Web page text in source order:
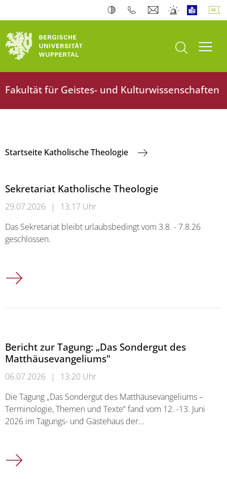
Suche öffnen
Fakultät für Geistes- und Kulturwissenschaften
Startseite Katholische Theologie
Sekretariat Katholische Theologie
29.07.2026 |
13:17 Uhr
Das Sekretariat bleibt urlaubsbedingt vom 3.8. - 7.8.26
geschlossen.
Sekretariat Katholische Theologie
Bericht zur Tagung: „Das Sondergut des
Matthäusevangeliums"
06.07.2026 |
13:20 Uhr
Die Tagung „Das Sondergut des Matthäusevangeliums –
Terminologie, Themen und Texte“ fand vom 12. -13. Juni
2026 im Tagungs- und Gästehaus der…
Bericht zur Tagung: „Das Sondergut des